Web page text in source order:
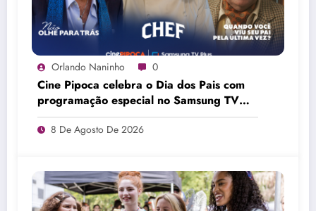
Orlando Naninho 0
Cine Pipoca celebra o Dia dos Pais com
programação especial no Samsung TV
Plus
8 De Agosto De 2026